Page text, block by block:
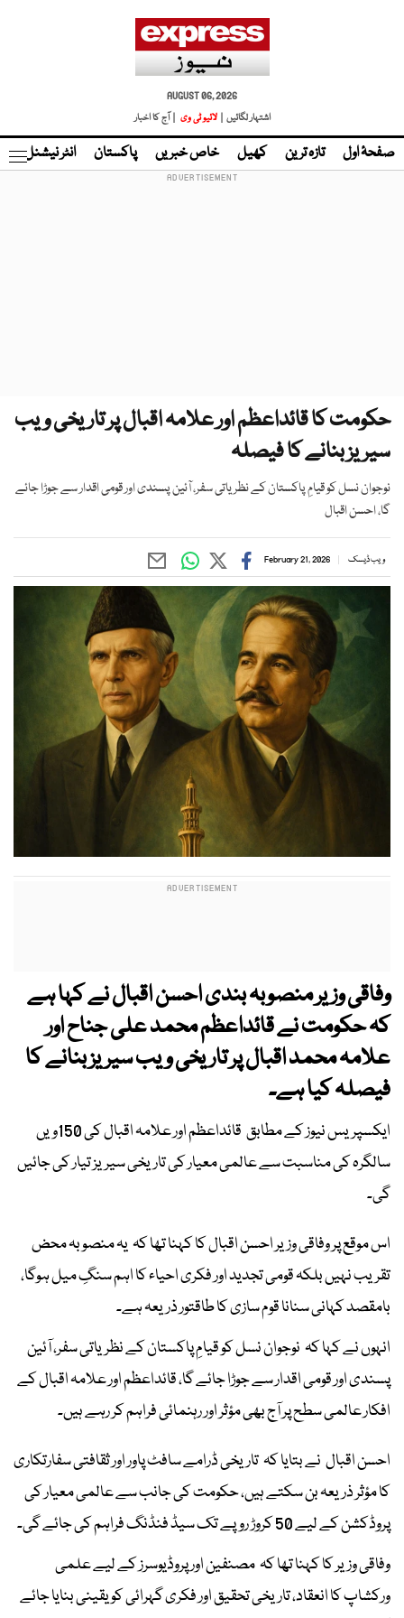
AUGUST 06, 2026
اشتہار لگائیں |
لائیو ٹی وی | آج کا اخبار
صفحۂ اول تازہ ترین کھیل خاص خبریں پاکستان انٹر نیشنل
حکومت کا قائداعظم اور علامہ اقبال پر تاریخی ویب
سیریز بنانے کا فیصلہ
نوجوان نسل کو قیامِ پاکستان کے نظریاتی سفر، آئین پسندی اور قومی اقدار سے جوڑا جائے
گا، احسن اقبال
ویب ڈیسک February 21, 2026
وفاقی وزیر منصوبہ بندی احسن اقبال نے کہا ہے
کہ حکومت نے قائداعظم محمد علی جناح اور
علامہ محمد اقبال پر تاریخی ویب سیریز بنانے کا
فیصلہ کیا ہے۔
ایکسپریس نیوز کے مطابق قائداعظم اور علامہ اقبال کی 150ویں
سالگرہ کی مناسبت سے عالمی معیار کی تاریخی سیریز تیار کی جائیں
گی۔
اس موقع پر وفاقی وزیر احسن اقبال کا کہنا تھا کہ یہ منصوبہ محض
تقریب نہیں بلکہ قومی تجدید اور فکری احیاء کا اہم سنگِ میل ہوگا،
بامقصد کہانی سنانا قوم سازی کا طاقتور ذریعہ ہے۔
انہوں نے کہا کہ نوجوان نسل کو قیامِ پاکستان کے نظریاتی سفر، آئین
پسندی اور قومی اقدار سے جوڑا جائے گا، قائداعظم اور علامہ اقبال کے
افکار عالمی سطح پر آج بھی مؤثر اور رہنمائی فراہم کر رہے ہیں۔
احسن اقبال نے بتایا کہ تاریخی ڈرامے سافٹ پاور اور ثقافتی سفارتکاری
کا مؤثر ذریعہ بن سکتے ہیں، حکومت کی جانب سے عالمی معیار کی
پروڈکشن کے لیے 50 کروڑ روپے تک سیڈ فنڈنگ فراہم کی جائے گی۔
وفاقی وزیر کا کہنا تھا کہ مصنفین اور پروڈیوسرز کے لیے علمی
ورکشاپ کا انعقاد، تاریخی تحقیق اور فکری گہرائی کو یقینی بنایا جائے